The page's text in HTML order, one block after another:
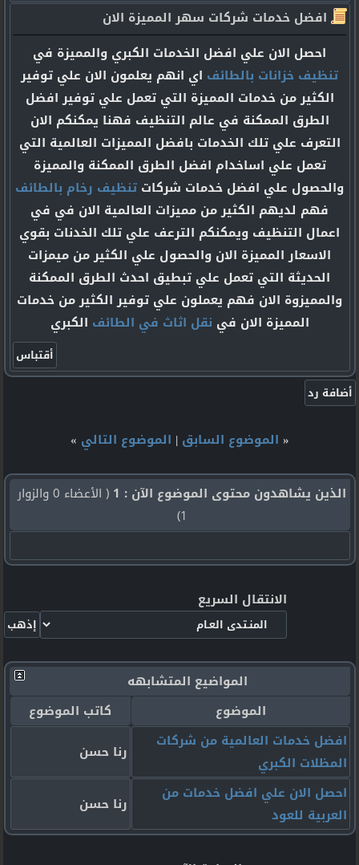
افضل خدمات شركات سهر المميزة الان
احصل الان علي افضل الخدمات الكبري والمميزة في
تنظيف خزانات بالطائف اي انهم يعلمون الان علي توفير
الكثير من خدمات المميزة التي تعمل علي توفير افضل
الطرق الممكنة في عالم التنظيف فهنا يمكنكم الان
التعرف علي تلك الخدمات بافضل المميزات العالمية التي
تعمل علي اساخدام افضل الطرق الممكنة والمميزة
والحصول علي افضل خدمات شركات تنظيف رخام بالطائف
فهم لديهم الكثير من مميزات العالمية الان في في
اعمال التنظيف ويمكنكم الترعف علي تلك الخدنات بقوي
الاسعار المميزة الان والحصول علي الكثير من ميمزات
الحديثة التي تعمل علي تبطيق احدث الطرق الممكنة
والمميزوة الان فهم يعملون علي توفير الكثير من خدمات
المميزة الان في نقل اثاث في الطائف الكبري
« الموضوع السابق | الموضوع التالي »
الذين يشاهدون محتوى الموضوع الآن : 1
( الأعضاء 0 والزوار
1)
الانتقال السريع
المواضيع المتشابهه
الموضوع
كاتب الموضوع
افضل خدمات العالمية من شركات
المظلات الكبري
رنا حسن
احصل الان علي افضل خدمات من
العربية للعود
رنا حسن